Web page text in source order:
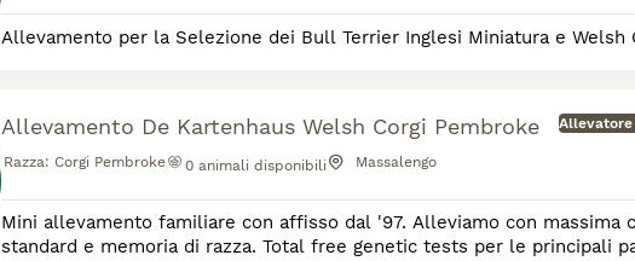
Allevamento per la Selezione dei Bull Terrier Inglesi Miniatura e
Allevamento De Kartenhaus Welsh Corgi Pembroke Allevatore
Razza: Corgi Pembroke 0 animali disponibili Massalengo
Mini allevamento familiare con affisso dal '97. Alleviamo con massima
standard e memoria di razza. Total free genetic tests per le principali